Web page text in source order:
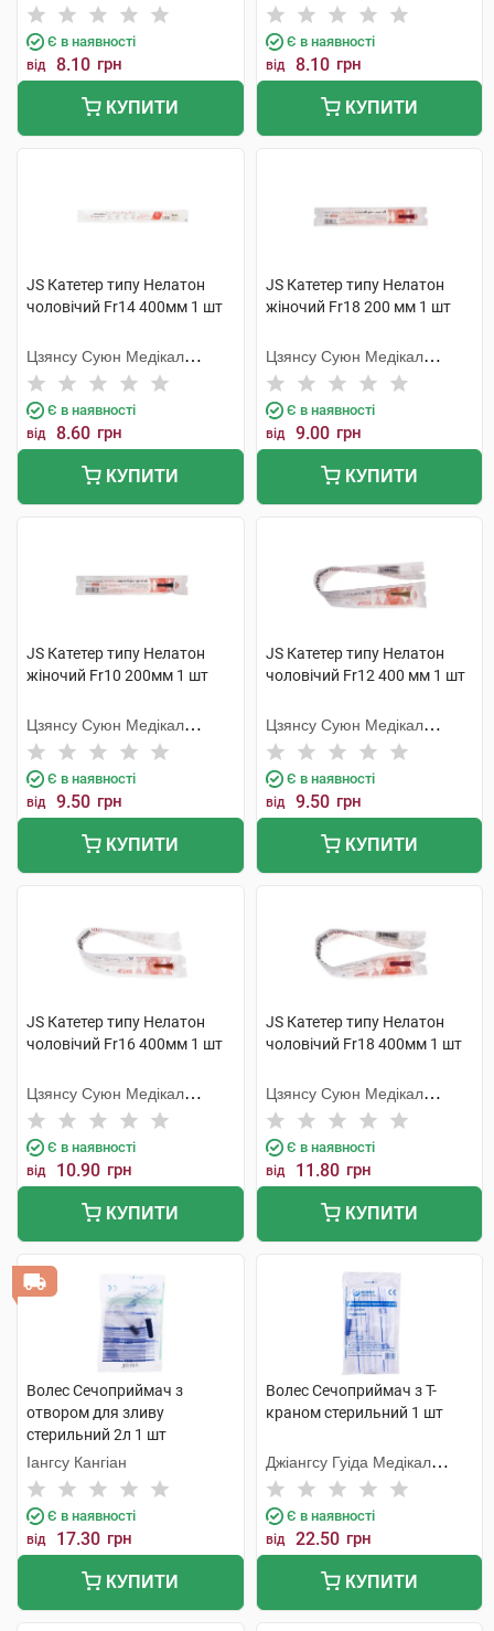
Метіріалс
Є в наявності
від 8.10 грн
КУПИТИ
Метіріалс
Є в наявності
від 8.10 грн
КУПИТИ
JS Катетер типу Нелатон
чоловічий Fr14 400мм 1 шт
Цзянсу Суюн Медікал
Метіріалс
Є в наявності
від 8.60 грн
КУПИТИ
JS Катетер типу Нелатон
жіночий Fr18 200 мм 1 шт
Цзянсу Суюн Медікал
Метіріалс
Є в наявності
від 9.00 грн
КУПИТИ
JS Катетер типу Нелатон
жіночий Fr10 200мм 1 шт
Цзянсу Суюн Медікал
Метіріалс
Є в наявності
від 9.50 грн
КУПИТИ
JS Катетер типу Нелатон
чоловічий Fr12 400 мм 1 шт
Цзянсу Суюн Медікал
Метіріалс
Є в наявності
від 9.50 грн
КУПИТИ
JS Катетер типу Нелатон
чоловічий Fr16 400мм 1 шт
Цзянсу Суюн Медікал
Метіріалс
Є в наявності
від 10.90 грн
КУПИТИ
JS Катетер типу Нелатон
чоловічий Fr18 400мм 1 шт
Цзянсу Суюн Медікал
Метіріалс
Є в наявності
від 11.80 грн
КУПИТИ
Волес Сечоприймач з
отвором для зливу
стерильний 2л 1 шт
Іангсу Кангіан
Є в наявності
від 17.30 грн
КУПИТИ
Волес Сечоприймач з Т-
краном стерильний 1 шт
Джіангсу Гуіда Медікал
Інструментс Ко.
Є в наявності
від 22.50 грн
КУПИТИ